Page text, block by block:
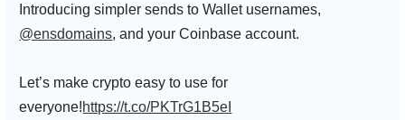
Introducing simpler sends to Wallet usernames,
@ensdomains, and your Coinbase account.
Let’s make crypto easy to use for
everyone!https://t.co/PKTrG1B5eI